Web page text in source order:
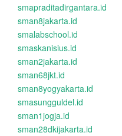
smapraditadirgantara.id
sman8jakarta.id
smalabschool.id
smaskanisius.id
sman2jakarta.id
sman68jkt.id
sman8yogyakarta.id
smasungguldel.id
sman1jogja.id
sman28dkijakarta.id